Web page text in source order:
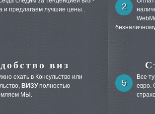
и предлагаем лучшие цены..
2
виз
ехать в Консульство или
ВИЗУполностью
МЫ.
5
Все
евро.